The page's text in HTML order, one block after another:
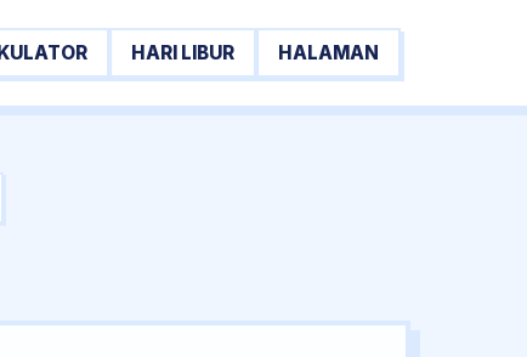
HARI LIBUR HALAMAN